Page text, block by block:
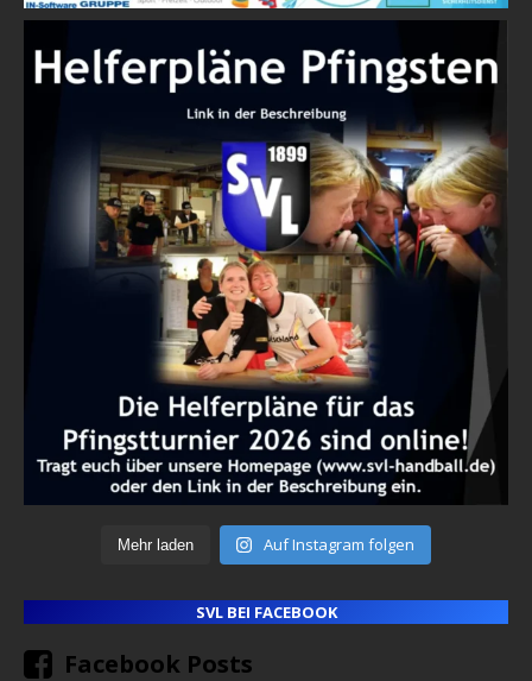
Mehr laden Auf Instagram folgen
SVL BEI FACEBOOK
Facebook Posts